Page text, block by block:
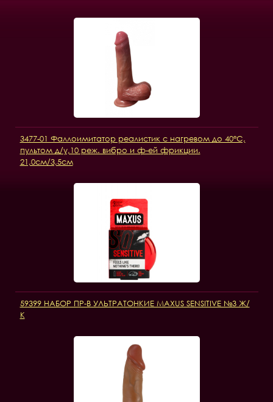
3477-01 Фаллоимитатор реалистик с нагревом до 40°C,
пультом д/у,10 реж. вибро и ф-ей фрикции.
21,0см/3,5см
59399 НАБОР ПР-В УЛЬТРАТОНКИЕ MAXUS SENSITIVE №3 Ж/
К